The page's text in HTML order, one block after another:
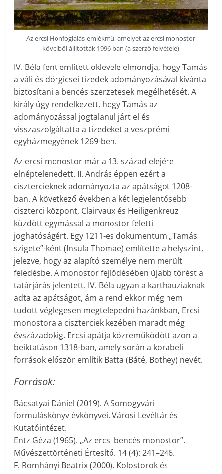
Az ercsi Honfoglalás-emlékmű, amelyet az ercsi monostor
köveiből állították 1996-ban (a szerző felvétele)
IV. Béla fent említett oklevele elmondja, hogy Tamás
a váli és dörgicsei tizedek adományozásával kívánta
biztosítani a bencés szerzetesek megélhetését. A
király úgy rendelkezett, hogy Tamás az
adományozással jogtalanul járt el és
visszaszolgáltatta a tizedeket a veszprémi
egyházmegyének 1269-ben.
Az ercsi monostor már a 13. század elejére
elnéptelenedett. II. András éppen ezért a
cisztercieknek adományozta az apátságot 1208-
ban. A következő években a két legjelentősebb
ciszterci központ, Clairvaux és Heiligenkreuz
küzdött egymással a monostor feletti
joghatóságért. Egy 1211-es dokumentum „Tamás
szigete”-ként (Insula Thomae) említette a helyszínt,
jelezve, hogy az alapító személye nem merült
feledésbe. A monostor fejlődésében újabb törést a
tatárjárás jelentett. IV. Béla ugyan a karthauziaknak
adta az apátságot, ám a rend ekkor még nem
tudott véglegesen megtelepedni hazánkban, Ercsi
monostora a ciszterciek kezében maradt még
évszázadokig. Ercsi apátja közreműködött azon a
beiktatáson 1318-ban, amely során a korabeli
források először említik Batta (Báté, Bothey) nevét.
Források:
Bácsatyai Dániel (2019). A Somogyvári
formuláskönyv évkönyvei. Városi Levéltár és
Kutatóintézet.
Entz Géza (1965). „Az ercsi bencés monostor”.
Művészettörténeti Értesítő. 14 (4): 241–246.
F. Romhányi Beatrix (2000). Kolostorok és